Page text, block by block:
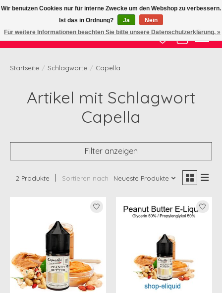
Zertifizierte Qualität zu fairem Preis
Wunschzettel
Ihr
Startseite / Schlagworte / Capella
Artikel mit Schlagwort
Capella
Filter anzeigen
2 Produkte Sortieren nach Neueste Produkte
Wir benutzen Cookies nur für interne Zwecke um den Webshop zu verbessern.
Ist das in Ordnung?
Ja
Nein
Für weitere Informationen beachten Sie bitte unsere Datenschutzerklärung. »